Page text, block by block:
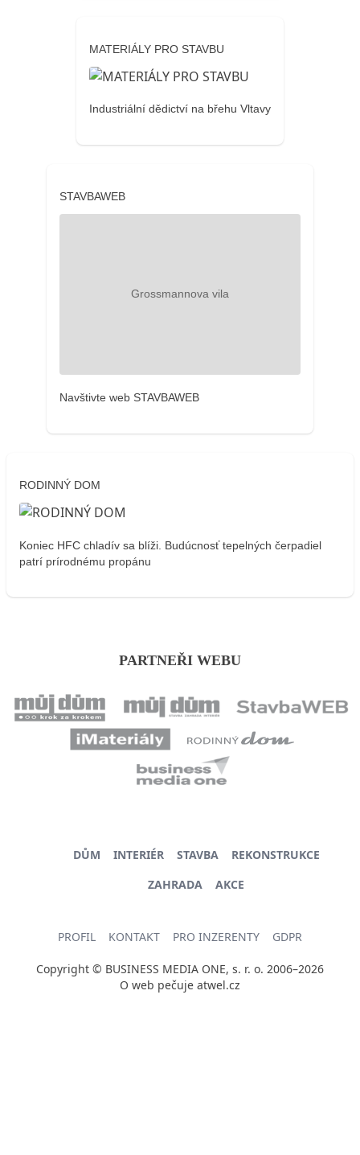
MATERIÁLY PRO STAVBU
Industriální dědictví na břehu Vltavy
STAVBAWEB
Navštivte web STAVBAWEB
RODINNÝ DOM
Koniec HFC chladív sa blíži. Budúcnosť tepelných čerpadiel
patrí prírodnému propánu
PARTNEŘI WEBU
DŮM INTERIÉR STAVBA
REKONSTRUKCE
ZAHRADA
AKCE
PROFIL KONTAKT PRO INZERENTY GDPR
Copyright © BUSINESS MEDIA ONE, s. r. o. 2006–2026